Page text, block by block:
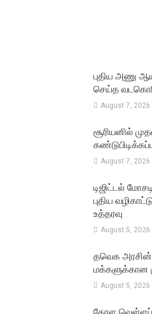
புதிய அணு
செய்த
August 7, 2026
சூரியனில்
August 7, 2026
டிஜிட்டல்
புதிய
உத்தரவு
August 5, 2026
தவெக அரசின்
மக்களுக்கான
August 5, 2026